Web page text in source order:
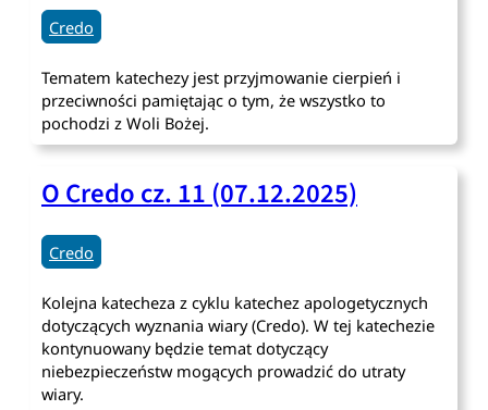
Credo
Tematem katechezy jest przyjmowanie cierpień i
przeciwności pamiętając o tym, że wszystko to
pochodzi z Woli Bożej.
O Credo cz. 11 (07.12.2025)
Credo
Kolejna katecheza z cyklu katechez apologetycznych
dotyczących wyznania wiary (Credo). W tej katechezie
kontynuowany będzie temat dotyczący
niebezpieczeństw mogących prowadzić do utraty
wiary.